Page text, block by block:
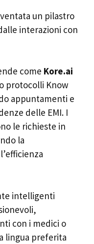
un pilastro
interazioni con
come Kore.ai
protocolli Know
appuntamenti e
delle EMI. I
le richieste in
la
intelligenti
con i medici o
lingua preferita